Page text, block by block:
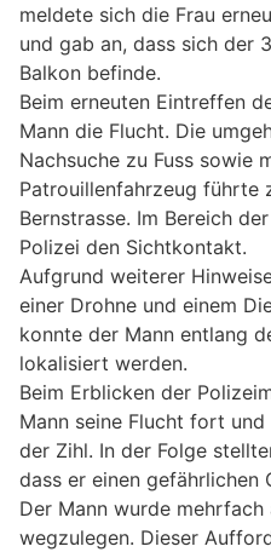
meldete sich die Frau
und gab an, dass sich der
Balkon befinde.
Beim erneuten Eintreffen
Mann die Flucht. Die
Nachsuche zu Fuss sowie
Patrouillenfahrzeug führte
Bernstrasse. Im Bereich
Polizei den Sichtkontakt.
Aufgrund weiterer
einer Drohne und einem
konnte der Mann entlang
lokalisiert werden.
Beim Erblicken der
Mann seine Flucht fort
der Zihl. In der Folge
dass er einen gefährlichen
Der Mann wurde
wegzulegen. Dieser